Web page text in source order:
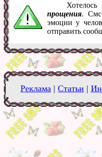
прощения. Смс
эмоции у
отправить
Реклама | Статьи |